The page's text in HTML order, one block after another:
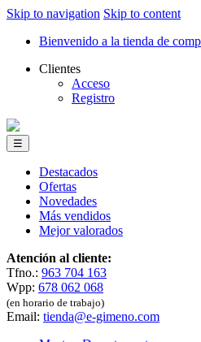
Skip to navigation Skip to content
Bienvenido a la tienda de
Clientes
Acceso
Registro
☰
Destacados
Ofertas
Novedades
Más vendidos
Mejor valorados
Atención al cliente:
Tfno.: 963 704 163
Wpp: 678 062 068
(en horario de trabajo)
Email: tienda@e-gimeno.com